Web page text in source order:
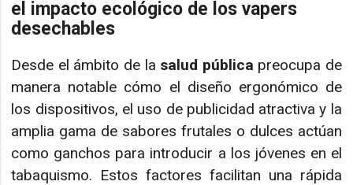
el impacto ecológico de los vapers
desechables
Desde el ámbito de la salud pública preocupa de
manera notable cómo el diseño ergonómico de
los dispositivos, el uso de publicidad atractiva y la
amplia gama de sabores frutales o dulces actúan
como ganchos para introducir a los jóvenes en el
tabaquismo. Estos factores facilitan una rápida